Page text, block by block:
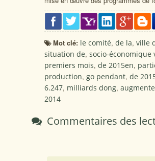
Mot clé: le comité, de la, ville
situation de, socio-économique
premiers mois, de 2015en,
production, go pendant, de
6.247, milliards dong,
2014
Commentaires des